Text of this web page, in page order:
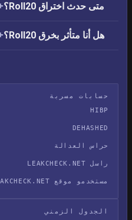
متى حدث اختراق Roll20؟
هل أنا متأثر بخرق Roll20؟
حسابات مسربة
HIBP
DEHASHED
حراس العدالة
راسل LEAKCHECK.NET
مستخدمو موقع LEAKCHECK.NET
الجدول الزمني